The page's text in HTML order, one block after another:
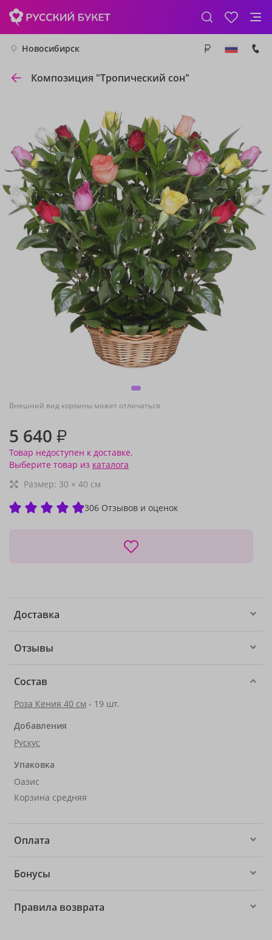
Новосибирск
Композиция "Тропический сон"
Внешний вид корзины может отличаться
5 640 ₽
Товар недоступен к доставке.
Выберите товар из каталога
Размер: 30 × 40 см
306 Отзывов и оценок
Доставка
Отзывы
Состав
Роза Кения 40 см - 19 шт.
Добавления
Рускус
Упаковка
Оазис
Корзина средняя
Оплата
Бонусы
Правила возврата